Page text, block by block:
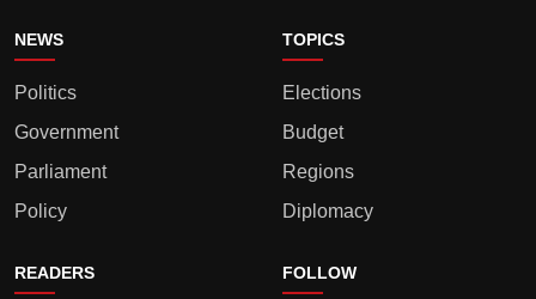
NEWS
Politics
Government
Parliament
Policy
TOPICS
Elections
Budget
Regions
Diplomacy
READERS FOLLOW